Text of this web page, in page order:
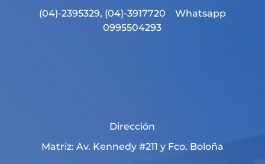
(04)-2395329, (04)-3917720 Whatsapp
0995504293
Dirección
Matriz: Av. Kennedy #211 y Fco. Boloña